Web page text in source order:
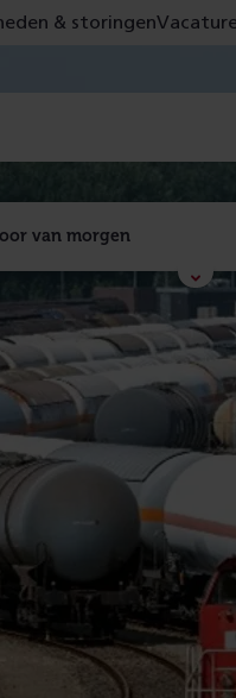
van morgen
Met de campagne
we zien wat er
figuurlijk gezien -
Lees meer
& storingen